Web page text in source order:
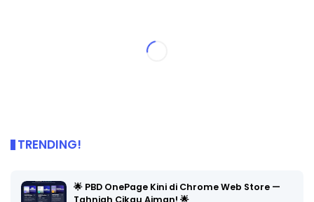
TRENDING!
🌟 PBD OnePage Kini di Chrome Web Store —